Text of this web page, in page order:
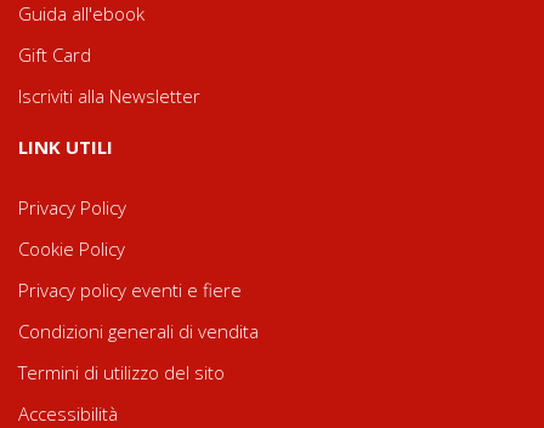
Guida all'ebook
Gift Card
Iscriviti alla Newsletter
LINK UTILI
Privacy Policy
Cookie Policy
Privacy policy eventi e fiere
Condizioni generali di vendita
Termini di utilizzo del sito
Accessibilità